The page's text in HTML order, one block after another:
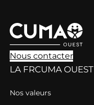
Nous contacter
LA FRCUMA OUEST
Nos valeurs